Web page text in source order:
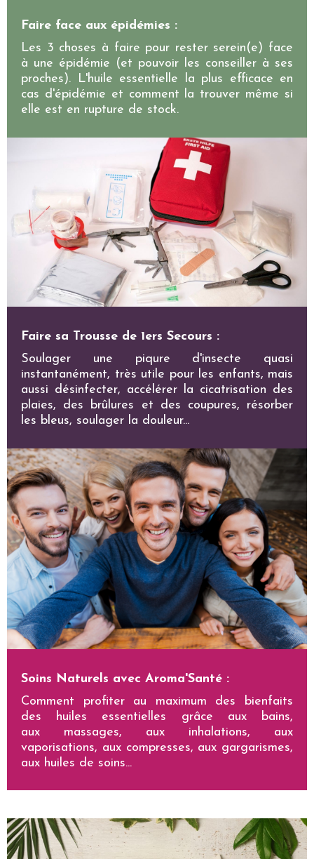
Faire face aux épidémies :
Les 3 choses à faire pour rester serein(e) face
à une épidémie (et pouvoir les conseiller à ses
proches). L'huile essentielle la plus efficace en
cas d'épidémie et comment la trouver même si
elle est en rupture de stock.
Faire sa Trousse de 1ers Secours :
Soulager une piqure d'insecte quasi
instantanément, très utile pour les enfants, mais
aussi désinfecter, accélérer la cicatrisation des
plaies, des brûlures et des coupures, résorber
les bleus, soulager la douleur...
Soins Naturels avec Aroma'Santé :
Comment profiter au maximum des bienfaits
des huiles essentielles grâce aux bains,
aux massages, aux inhalations, aux
vaporisations, aux compresses, aux gargarismes,
aux huiles de soins...